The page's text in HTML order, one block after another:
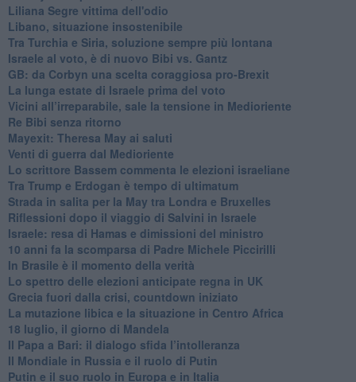
Liliana Segre vittima dell'odio
Libano, situazione insostenibile
Tra Turchia e Siria, soluzione sempre più lontana
Israele al voto, è di nuovo Bibi vs. Gantz
GB: da Corbyn una scelta coraggiosa pro-Brexit
La lunga estate di Israele prima del voto
Vicini all’irreparabile, sale la tensione in Medioriente
Re Bibi senza ritorno
Mayexit: Theresa May ai saluti
Venti di guerra dal Medioriente
Lo scrittore Bassem commenta le elezioni israeliane
Tra Trump e Erdogan è tempo di ultimatum
Strada in salita per la May tra Londra e Bruxelles
Riflessioni dopo il viaggio di Salvini in Israele
Israele: resa di Hamas e dimissioni del ministro
10 anni fa la scomparsa di Padre Michele Piccirilli
In Brasile è il momento della verità
Lo spettro delle elezioni anticipate regna in UK
Grecia fuori dalla crisi, countdown iniziato
La mutazione libica e la situazione in Centro Africa
18 luglio, il giorno di Mandela
Il Papa a Bari: il dialogo sfida l’intolleranza
Il Mondiale in Russia e il ruolo di Putin
Putin e il suo ruolo in Europa e in Italia